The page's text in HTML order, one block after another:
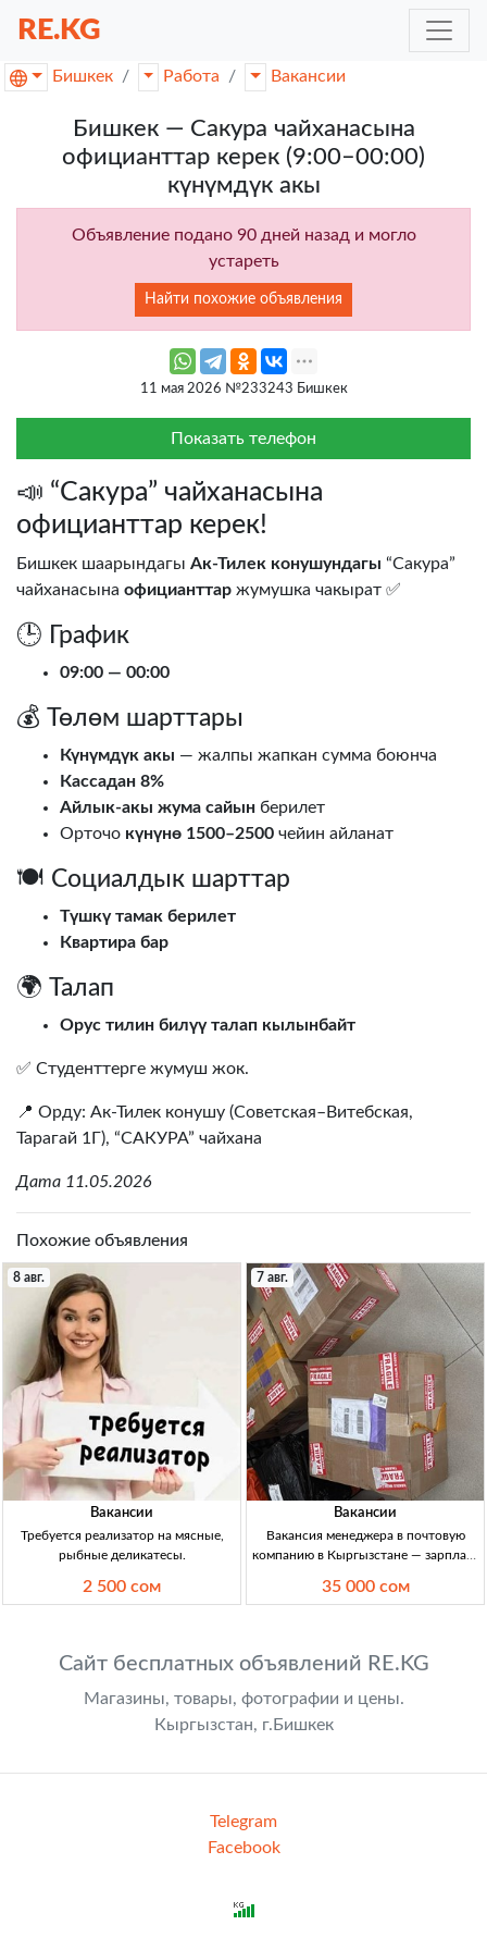
RE.KG
Бишкек Работа Вакансии
Бишкек — Сакура чайханасына
официанттар керек (9:00–00:00)
күнүмдүк акы
Объявление подано 90 дней назад и могло
устареть
Найти похожие объявления
11 мая 2026 №233243 Бишкек
Показать телефон
📣 “Сакура” чайханасына
официанттар керек!
Бишкек шаарындагы Ак-Тилек конушундагы “Сакура”
чайханасына официанттар жумушка чакырат ✅
🕒 График
09:00 — 00:00
💰 Төлөм шарттары
Күнүмдүк акы — жалпы жапкан сумма боюнча
Кассадан 8%
Айлык-акы жума сайын берилет
Орточо күнүнө 1500–2500 чейин айланат
🍽️ Социалдык шарттар
Түшкү тамак берилет
Квартира бар
🌍 Талап
Орус тилин билүү талап кылынбайт
✅ Студенттерге жумуш жок.
📍 Орду: Ак-Тилек конушу (Советская–Витебская,
Тарагай 1Г), “САКУРА” чайхана
Дата 11.05.2026
Похожие объявления
8 авг.
Вакансии
Требуется реализатор на мясные,
рыбные деликатесы.
2 500 сом
7 авг.
Вакансии
Вакансия менеджера в почтовую
компанию в Кыргызстане — зарплата
почтовую компанию, 20–35 лет,
35 000 сом
Сайт бесплатных объявлений RE.KG
Магазины, товары, фотографии и цены.
Кыргызстан, г.Бишкек
Telegram
Facebook